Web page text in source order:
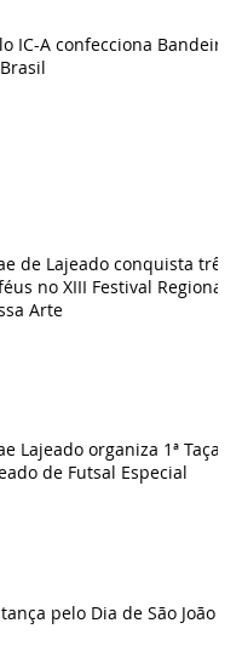
IC-A confecciona Bandeira
de Lajeado conquista três
no XIII Festival Regional
Arte
Lajeado organiza 1ª Taça
de Futsal Especial
pelo Dia de São João